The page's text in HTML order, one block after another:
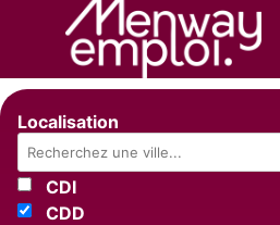
Localisation
CDI
CDD